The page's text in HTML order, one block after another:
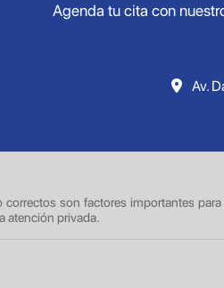
Agenda tu cita con
Av.
correctos son factores importantes
atención privada.